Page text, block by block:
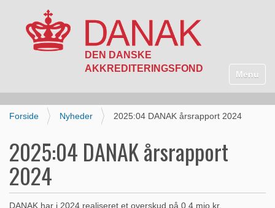
Toggle
Forside Nyheder 2025:04 DANAK årsrapport 2024
2025:04 DANAK årsrapport
2024
DANAK har i 2024 realiseret et overskud på 0,4 mio.kr.